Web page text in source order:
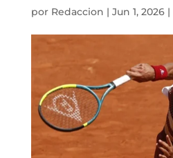
por Redaccion | Jun 1, 2026|